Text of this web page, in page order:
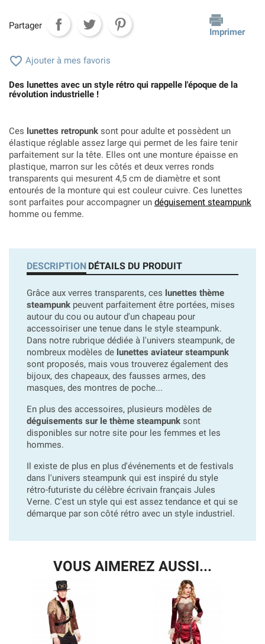
Partager
Imprimer
 Ajouter à mes favoris
Des lunettes avec un style rétro qui rappelle l'époque de la
révolution industrielle !
Ces lunettes retropunk sont pour adulte et possèdent un
élastique réglable assez large qui permet de les faire tenir
parfaitement sur la tête. Elles ont une monture épaisse en
plastique, marron sur les côtés et deux verres ronds
transparents qui mesurent 4,5 cm de diamètre et sont
entourés de la monture qui est couleur cuivre. Ces lunettes
sont parfaites pour accompagner un déguisement steampunk
homme ou femme.
DESCRIPTION DÉTAILS DU PRODUIT
Grâce aux verres transparents, ces lunettes thème
steampunk peuvent parfaitement être portées, mises
autour du cou ou autour d'un chapeau pour
accessoiriser une tenue dans le style steampunk.
Dans notre rubrique dédiée à l'univers steampunk, de
nombreux modèles de lunettes aviateur steampunk
sont proposés, mais vous trouverez également des
bijoux, des chapeaux, des fausses armes, des
masques, des montres de poche...
En plus des accessoires, plusieurs modèles de
déguisements sur le thème steampunk sont
disponibles sur notre site pour les femmes et les
hommes.
Il existe de plus en plus d'événements et de festivals
dans l'univers steampunk qui est inspiré du style
rétro-futuriste du célèbre écrivain français Jules
Verne. C'est un style qui est assez tendance et qui se
démarque par son côté rétro avec un style industriel.
VOUS AIMEREZ AUSSI...